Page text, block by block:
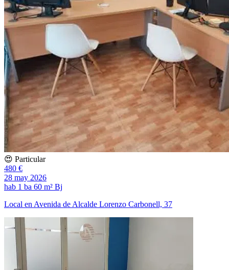
😍 Particular
480 €
28 may 2026
hab 1 ba 60 m² Bj
Local en Avenida de Alcalde Lorenzo Carbonell, 37